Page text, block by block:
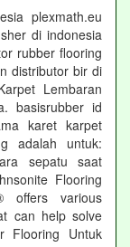
plexmath.eu
di indonesia
rubber flooring
distributor bir di
Lembaran
basisrubber id
karet karpet
adalah untuk:
sepatu saat
Flooring
offers various
can help solve
Flooring Untuk